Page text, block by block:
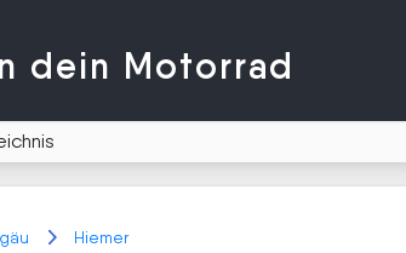
dein Motorrad
Hiemer